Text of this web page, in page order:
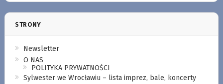
STRONY
Newsletter
O NAS
POLITYKA PRYWATNOŚCI
Sylwester we Wrocławiu – lista imprez, bale, koncerty